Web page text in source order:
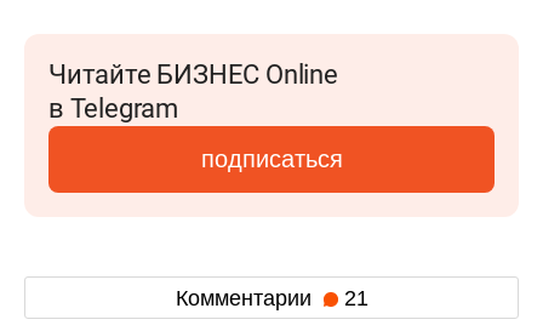
Читайте БИЗНЕС Online
в Telegram
подписаться
Комментарии 21